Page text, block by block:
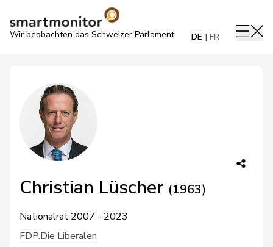
Wir beobachten das Schweizer Parlament DE FR
Christian Lüscher (1963)
Nationalrat 2007 - 2023
FDP.Die Liberalen